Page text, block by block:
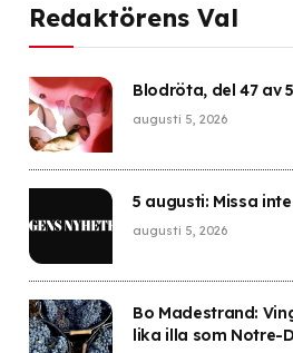
Redaktörens Val
Blodröta, del 47 av
augusti 5, 2026
5 augusti: Missa
augusti 5, 2026
Bo Madestrand:
lika illa som Notre-